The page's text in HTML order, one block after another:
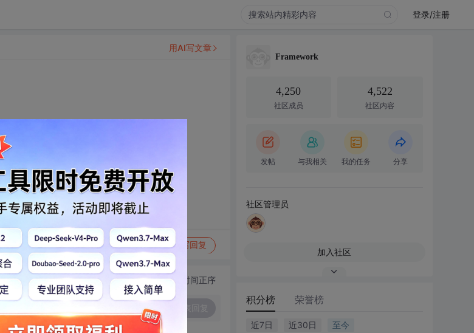
登录/注册
举报 写回复
用AI写文章
切换为时间正序
Framework
4,250
社区成员
4,522
社区内容
发帖 与我相关 我的任务 分享
社区管理员
加入社区
积分榜 荣誉榜
近7日 近30日 至今